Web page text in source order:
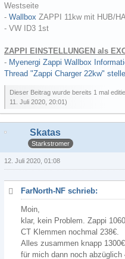
Westseite
- Wallbox ZAPPI 11kw mit HUB/
- VW ID3 1st
ZAPPI EINSTELLUNGEN als
- Myenergi Zappi Wallbox
Thread "Zappi Charger 22kw"
Dieser Beitrag wurde bereits 1 mal
11. Juli 2020, 20:01 )
Skatas
Starkstromer
12. Juli 2020, 01:08
FarNorth-NF schrieb:
Moin,
klar, kein Problem. Zappi
CT Klemmen nochmal 238€.
Alles zusammen knapp
für mich dann noch abzüglich